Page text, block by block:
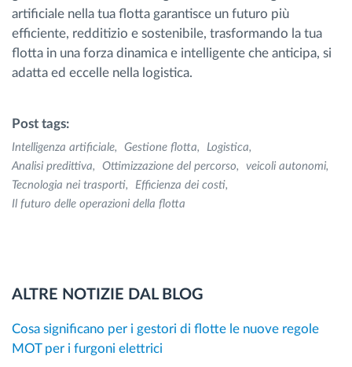
artificiale nella tua flotta garantisce un futuro più
efficiente, redditizio e sostenibile, trasformando la tua
flotta in una forza dinamica e intelligente che anticipa, si
adatta ed eccelle nella logistica.
Post tags:
Intelligenza artificiale Gestione flotta
Logistica
Analisi predittiva
Ottimizzazione del percorso
veicoli autonomi
Tecnologia nei trasporti
Efficienza dei costi
Il futuro delle operazioni della flotta
ALTRE NOTIZIE DAL BLOG
Cosa significano per i gestori di flotte le nuove regole
MOT per i furgoni elettrici